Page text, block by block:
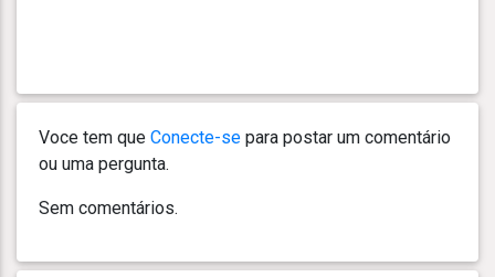
Voce tem que Conecte-se para postar um comentário
ou uma pergunta.
Sem comentários.